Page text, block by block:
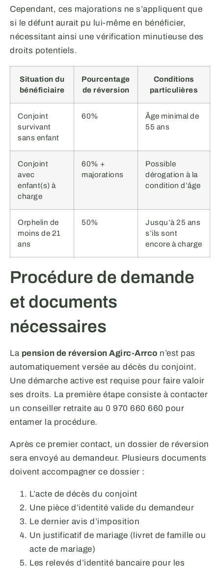
Cependant, ces majorations ne s’appliquent que
si le défunt aurait pu lui-même en bénéficier,
nécessitant ainsi une vérification minutieuse des
droits potentiels.
Situation du
bénéficiaire
Pourcentage
de réversion
Conditions
particulières
Conjoint
survivant
sans enfant
60%
Âge minimal de
55 ans
Conjoint
avec
enfant(s) à
charge
60% +
majorations
Possible
dérogation à la
condition d’âge
Orphelin de
moins de 21
ans
50%
Jusqu’à 25 ans
s’ils sont
encore à charge
Procédure de demande
et documents
nécessaires
La pension de réversion Agirc-Arrco n’est pas
automatiquement versée au décès du conjoint.
Une démarche active est requise pour faire valoir
ses droits. La première étape consiste à contacter
un conseiller retraite au 0 970 660 660 pour
entamer la procédure.
Après ce premier contact, un dossier de réversion
sera envoyé au demandeur. Plusieurs documents
doivent accompagner ce dossier :
L’acte de décès du conjoint
Une pièce d’identité valide du demandeur
Le dernier avis d’imposition
Un justificatif de mariage (livret de famille ou
acte de mariage)
Les relevés d’identité bancaire pour les